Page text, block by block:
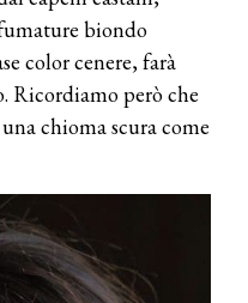
biondo
color cenere, farà
Ricordiamo però che
chioma scura come